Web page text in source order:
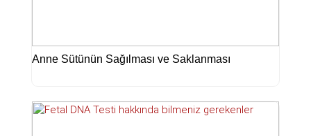
Anne Sütünün Sağılması ve Saklanması